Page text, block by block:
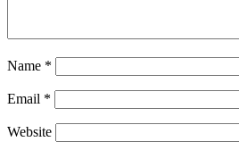
Name *
Email *
Website